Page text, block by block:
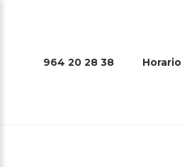
964 20 28 38 Horario